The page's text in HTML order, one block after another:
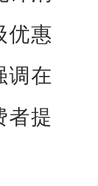
优惠
调在
提